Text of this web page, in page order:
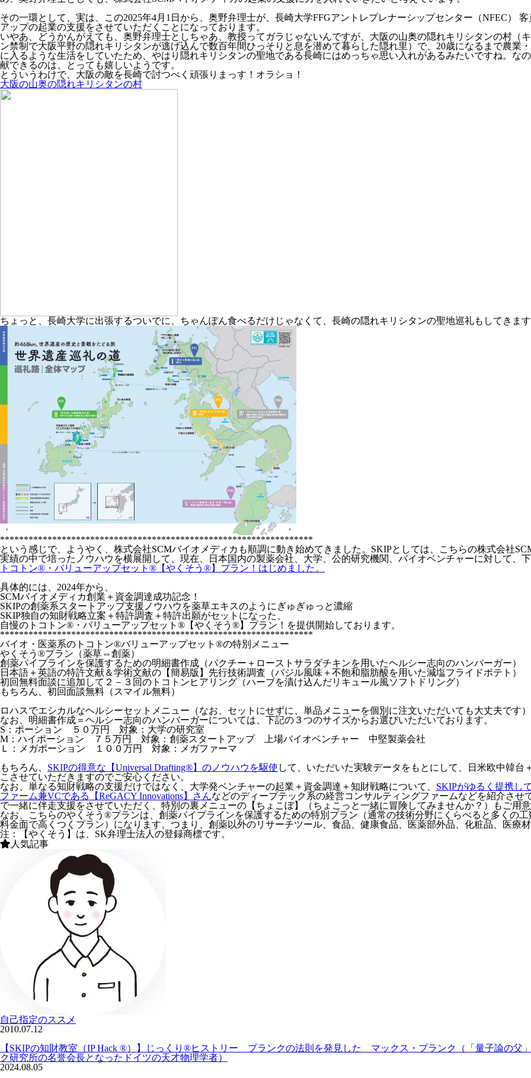
その一環として、実は、この2025年4月1日から、奥野弁理士が、長崎大学FFGアントレプレナーシップセンター（NFEC）
アップの起業の支援をさせていただくことになっております。
いやあ、どうかんがえても、奥野弁理士としちゃあ、教授ってガラじゃないんですが、大阪の山奥の隠れキリシタンの村（
ン禁制で大阪平野の隠れキリシタンが逃げ込んで数百年間ひっそりと息を潜めて暮らした隠れ里）で、20歳になるまで農業
に入るような生活をしていたため、やはり隠れキリシタンの聖地である長崎にはめっちゃ思い入れがあるみたいですね。な
献できるのは、とっても嬉しいようです。
とういうわけで、大阪の敵を長崎で討つべく頑張りまっす！オラショ！
大阪の山奥の隠れキリシタンの村
ちょっと、長崎大学に出張するついでに、ちゃんぽん食べるだけじゃなくて、長崎の隠れキリシタンの聖地巡礼もしてきま
******************************************************************
という感じで、ようやく、株式会社SCMバイオメディカも順調に動き始めてきました。SKIPとしては、こちらの株式会社
実績の中で培ったノウハウを横展開して、現在、日本国内の製薬会社、大学、公的研究機関、バイオベンチャーに対して、
トコトン®・バリューアップセット®【やくそう®】プラン！はじめました。
具体的には、2024年から、
SCMバイオメディカ創業＋資金調達成功記念！
SKIPの創薬系スタートアップ支援ノウハウを薬草エキスのようにぎゅぎゅっと濃縮
SKIP独自の知財戦略立案＋特許調査＋特許出願がセットになった、
自慢のトコトン®・バリューアップセット®【やくそう®】プラン！を提供開始しております。
******************************************************************
バイオ・医薬系のトコトン®バリューアップセット®の特別メニュー
やくそう®プラン（薬草⇔創薬）
創薬パイプラインを保護するための明細書作成（パクチー＋ローストサラダチキンを用いたヘルシー志向のハンバーガー）
日本語＋英語の特許文献＆学術文献の【簡易版】先行技術調査（バジル風味＋不飽和脂肪酸を用いた減塩フライドポテト）
初回無料面談に追加して２－３回のトコトンヒアリング（ハーブを漬け込んだリキュール風ソフトドリング）
もちろん、初回面談無料（スマイル無料）
ロハスでエシカルなヘルシーセットメニュー（なお、セットにせずに、単品メニューを個別に注文いただいても大丈夫です）
なお、明細書作成＝ヘルシー志向のハンバーガーについては、下記の３つのサイズからお選びいただいております。
S：ポーション ５０万円 対象：大学の研究室
M：ハイポーション ７５万円 対象：創薬スタートアップ 上場バイオベンチャー 中堅製薬会社
Ｌ：メガポーション １００万円 対象：メガファーマ
もちろん、 SKIPの得意な【Universal Drafting®】のノウハウを駆使 して、いただいた実験データをもとにして、日米欧中韓
こさせていただきますのでご安心ください。
なお、単なる知財戦略の支援だけではなく、大学発ベンチャーの起業＋資金調達＋知財戦略について、 SKIPがゆるく提携し
ファーム兼VCである【ReGACY Innovations】さんなどのディープテック系の経営コンサルティングファームなどを紹介さ
で一緒に伴走支援をさせていただく、特別の裏メニューの【ちょこぼ】（ちょこっと一緒に冒険してみませんか？）もご用
なお、こちらのやくそう®プランは、創薬パイプラインを保護するための特別プラン（通常の技術分野にくらべると多くの
料金面で高くつくプラン）になります。つまり、創薬以外のリサーチツール、食品、健康食品、医薬部外品、化粧品、医療
注：【やくそう】は、SK弁理士法人の登録商標です。
人気記事
自己指定のススメ
2010.07.12
【SKIPの知財教室（IP Hack ®）】じっくり®ヒストリー プランクの法則を発見した マックス・プランク（「量子論の父
ク研究所の名誉会長となったドイツの天才物理学者）
2024.08.05